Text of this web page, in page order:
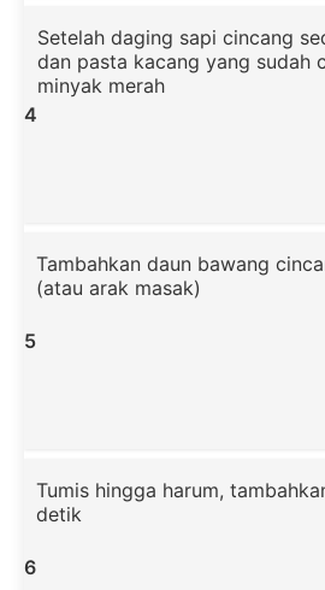
4
Setelah daging sapi cincang
dan pasta kacang yang sudah
minyak merah
5
Tambahkan daun bawang
(atau arak masak)
6
Tumis hingga harum,
detik